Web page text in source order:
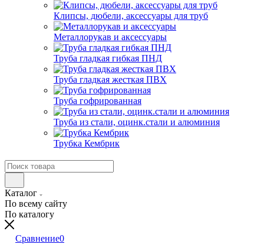
Клипсы, дюбели, аксессуары для труб
Металлорукав и аксессуары
Труба гладкая гибкая ПНД
Труба гладкая жесткая ПВХ
Труба гофрированная
Труба из стали, оцинк.стали и алюминия
Трубка Кембрик
Каталог
По всему сайту
По каталогу
Сравнение0